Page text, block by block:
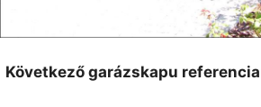
Következő garázskapu